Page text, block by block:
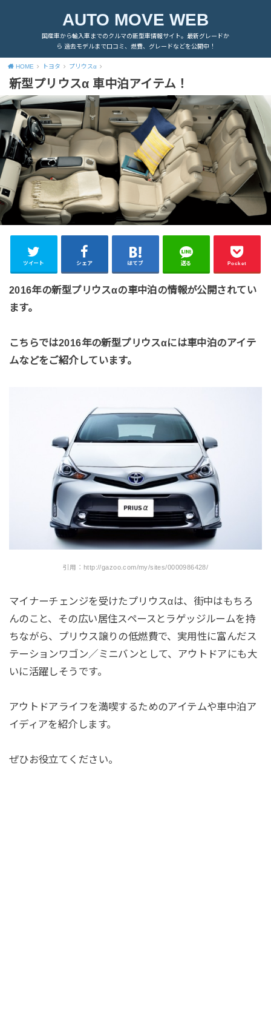
AUTO MOVE WEB
国産車から輸入車までのクルマの新型車情報サイト。最新グレードか
ら 過去モデルまで口コミ、燃費、グレードなどを公開中！
HOME トヨタ プリウスα
新型プリウスα 車中泊アイテム！
ツイート シェア はてブ 送る Pocket
2016年の新型プリウスαの車中泊の情報が公開されてい
ます。
こちらでは2016年の新型プリウスαには車中泊のアイテ
ムなどをご紹介しています。
引用：http://gazoo.com/my/sites/0000986428/
マイナーチェンジを受けたプリウスαは、街中はもちろ
んのこと、その広い居住スペースとラゲッジルームを持
ちながら、プリウス譲りの低燃費で、実用性に富んだス
テーションワゴン／ミニバンとして、アウトドアにも大
いに活躍しそうです。
アウトドアライフを満喫するためのアイテムや車中泊ア
イディアを紹介します。
ぜひお役立てください。